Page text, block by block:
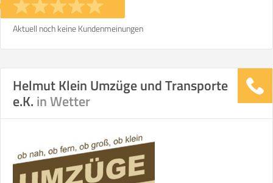
Aktuell noch keine Kundenmeinungen
Helmut Klein Umzüge und Transporte
e.K. in Wetter